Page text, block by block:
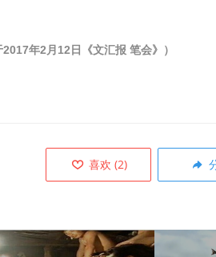
2017年2月12日《文汇报 笔会》）
喜欢 (2)